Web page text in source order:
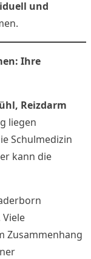
und
Ihre
Reizdarm
liegen
Schulmedizin
kann die
Zusammenhang